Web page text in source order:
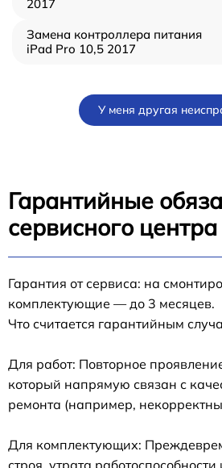
2017
Замена контроллера питания
iPad Pro 10,5 2017
У меня другая
Гарантийные
сервисного
Гарантия от сервиса: на
комплектующие — до 3 месяцев.
Что считается гарантийным
Для работ: Повторное
который напрямую связан с
ремонта (например,
Для комплектующих:
строя, утрата работоспособности